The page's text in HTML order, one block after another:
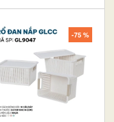
-75 %